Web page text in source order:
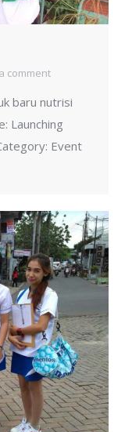
comment
baru nutrisi
Launching
Event